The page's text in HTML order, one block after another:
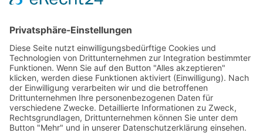
Termine außerhalb unserer Geschäftszeiten nur
nach Absprache.
Folgt uns auf facebook